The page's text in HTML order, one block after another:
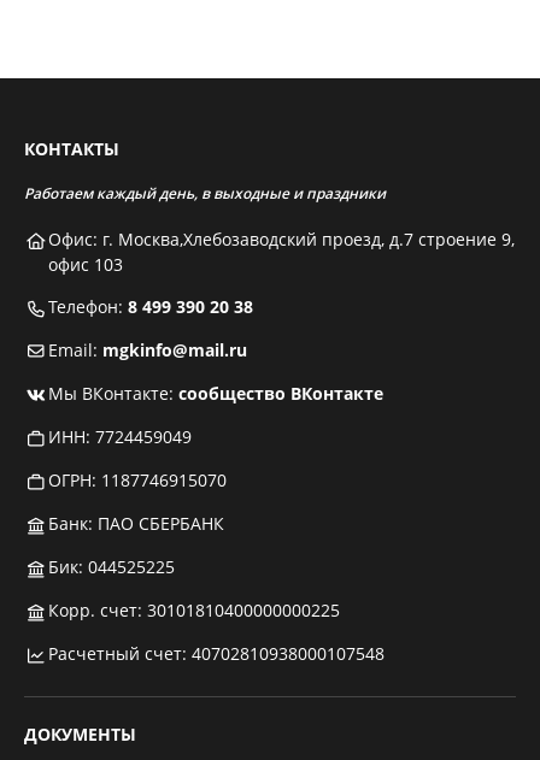
КОНТАКТЫ
Работаем каждый день, в выходные и праздники
Офис: г. Москва,Хлебозаводский проезд, д.7 строение 9,
офис 103
Телефон: 8 499 390 20 38
Email: mgkinfo@mail.ru
Мы ВКонтакте: сообщество ВКонтакте
ИНН: 7724459049
ОГРН: 1187746915070
Банк: ПАО СБЕРБАНК
Бик: 044525225
Корр. счет: 30101810400000000225
Расчетный счет: 40702810938000107548
ДОКУМЕНТЫ